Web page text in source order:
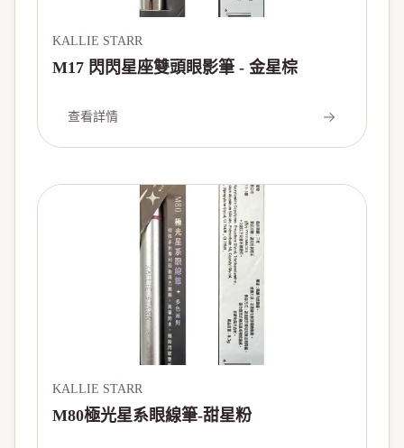
KALLIE STARR
M17 閃閃星座雙頭眼影筆 - 金星棕
查看詳情
KALLIE STARR
M80極光星系眼線筆-甜星粉